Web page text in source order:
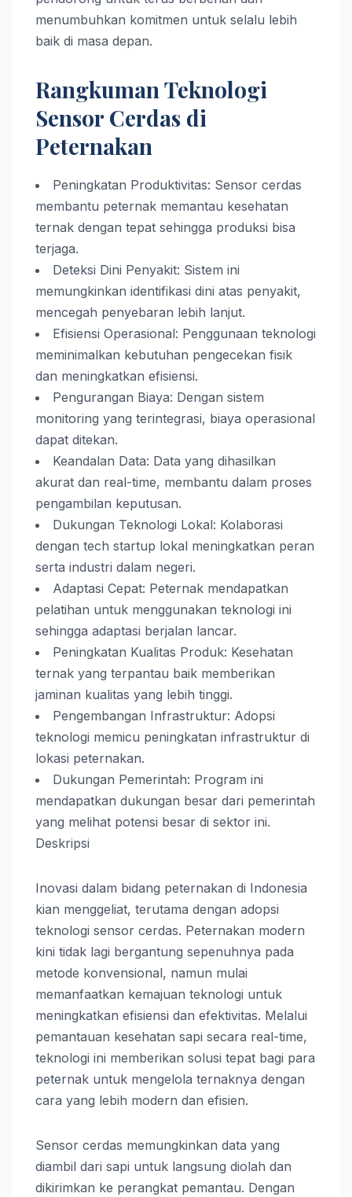
menumbuhkan komitmen untuk selalu lebih
baik di masa depan.
Rangkuman Teknologi
Sensor Cerdas di
Peternakan
Peningkatan Produktivitas: Sensor cerdas
membantu peternak memantau kesehatan
ternak dengan tepat sehingga produksi bisa
terjaga.
Deteksi Dini Penyakit: Sistem ini
memungkinkan identifikasi dini atas penyakit,
mencegah penyebaran lebih lanjut.
Efisiensi Operasional: Penggunaan teknologi
meminimalkan kebutuhan pengecekan fisik
dan meningkatkan efisiensi.
Pengurangan Biaya: Dengan sistem
monitoring yang terintegrasi, biaya operasional
dapat ditekan.
Keandalan Data: Data yang dihasilkan
akurat dan real-time, membantu dalam proses
pengambilan keputusan.
Dukungan Teknologi Lokal: Kolaborasi
dengan tech startup lokal meningkatkan peran
serta industri dalam negeri.
Adaptasi Cepat: Peternak mendapatkan
pelatihan untuk menggunakan teknologi ini
sehingga adaptasi berjalan lancar.
Peningkatan Kualitas Produk: Kesehatan
ternak yang terpantau baik memberikan
jaminan kualitas yang lebih tinggi.
Pengembangan Infrastruktur: Adopsi
teknologi memicu peningkatan infrastruktur di
lokasi peternakan.
Dukungan Pemerintah: Program ini
mendapatkan dukungan besar dari pemerintah
yang melihat potensi besar di sektor ini.
Deskripsi
Inovasi dalam bidang peternakan di Indonesia
kian menggeliat, terutama dengan adopsi
teknologi sensor cerdas. Peternakan modern
kini tidak lagi bergantung sepenuhnya pada
metode konvensional, namun mulai
memanfaatkan kemajuan teknologi untuk
meningkatkan efisiensi dan efektivitas. Melalui
pemantauan kesehatan sapi secara real-time,
teknologi ini memberikan solusi tepat bagi para
peternak untuk mengelola ternaknya dengan
cara yang lebih modern dan efisien.
Sensor cerdas memungkinkan data yang
diambil dari sapi untuk langsung diolah dan
dikirimkan ke perangkat pemantau. Dengan